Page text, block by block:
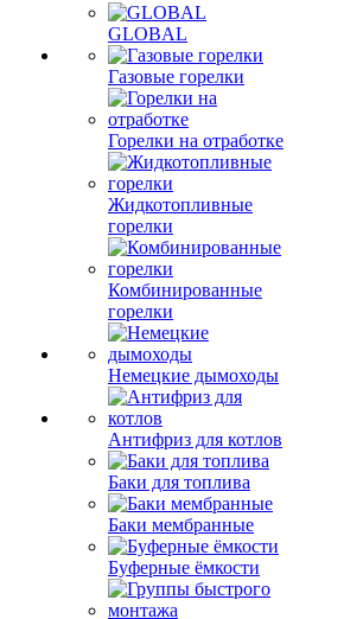
GLOBAL
Газовые горелки
Горелки на отработке
Жидкотопливные
горелки
Комбинированные
горелки
Немецкие дымоходы
Антифриз для котлов
Баки для топлива
Баки мембранные
Буферные ёмкости